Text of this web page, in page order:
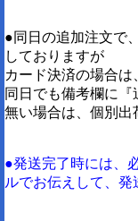
●同日の追加注文で
しておりますが
カード決済の場合は
同日でも備考欄に
無い場合は、個別出
●発送完了時には
ルでお伝えして、発